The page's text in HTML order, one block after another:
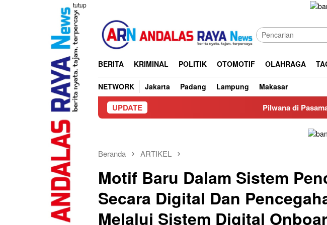
tutup
BERITA KRIMINAL POLITIK OTOMOTIF OLAHRAGA
NETWORK Jakarta Padang Lampung Makasar
UPDATE Pilwana di Pasaman Barat Dengan
Beranda ARTIKEL
Motif Baru Dalam Sistem
Secara Digital Dan
Melalui Sistem Digital